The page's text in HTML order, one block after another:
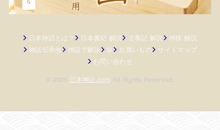
日本神話とは？ 日本書紀 解説 古事記 解説
神様 解説
神話伝承地
神話で解決 旅 お買いもの
サイトマップ
お問い合わせ
© 2026 日本神話.com All Rights Reserved.